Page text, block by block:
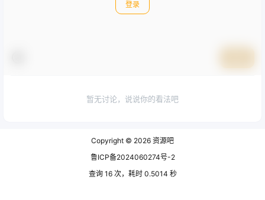
登录
暂无讨论，说说你的看法吧
Copyright © 2026 资源吧
鲁ICP备2024060274号-2
查询 16 次，耗时 0.5014 秒